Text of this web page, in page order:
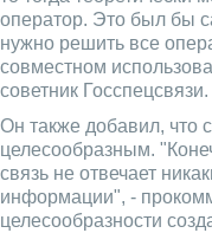
оператор. Это был бы
нужно решить все
совместном
советник Госспецсвязи.
Он также добавил, что
целесообразным.
связь не отвечает
информации", -
целесообразности